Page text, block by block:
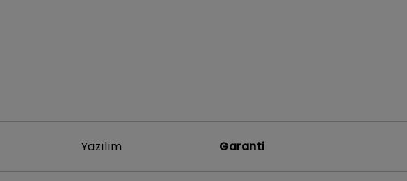
Yazılım Garanti